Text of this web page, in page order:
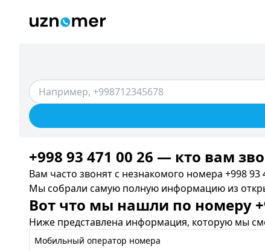
+998 93 471 00 26 — кто вам
Вам часто звонят с незнакомого номера +998 93
Мы собрали самую полную информацию из
Вот что мы нашли по номеру
Ниже представлена информация, которую мы
Мобильный оператор номера